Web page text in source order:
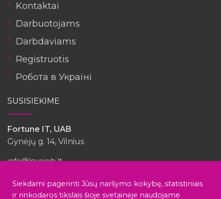
Kontaktai
Darbuotojams
Darbdaviams
Registruotis
Робота в Україні
SUSISIEKIME
Fortune IT, UAB
Gynėjų g. 14, Vilnius
info@lovejob.lt
Siekdami pagerinti Jūsų naršymo kokybę, statistiniais
ir rinkodaros tikslais šioje svetainėje naudojame